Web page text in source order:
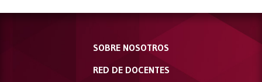
SOBRE NOSOTROS
RED DE DOCENTES